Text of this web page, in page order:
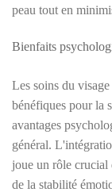
peau tout en
Bienfaits
Les soins du
bénéfiques pour la
avantages
général.
joue un rôle crucial
de la stabilité